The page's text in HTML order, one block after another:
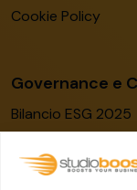
Cookie Policy
Governance e
Bilancio ESG 2025
Modello